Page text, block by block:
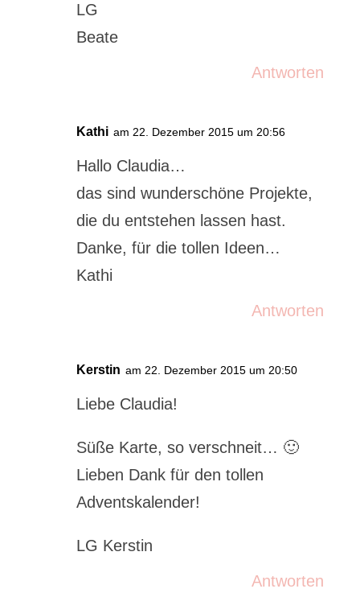
LG
Beate
Antworten
Kathi am 22. Dezember 2015 um 20:56
Hallo Claudia…
das sind wunderschöne Projekte,
die du entstehen lassen hast.
Danke, für die tollen Ideen…
Kathi
Antworten
Kerstin am 22. Dezember 2015 um 20:50
Liebe Claudia!
Süße Karte, so verschneit… 🙂
Lieben Dank für den tollen
Adventskalender!
LG Kerstin
Antworten